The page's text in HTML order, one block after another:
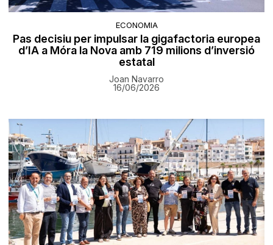
ECONOMIA
Pas decisiu per impulsar la gigafactoria europea
d’IA a Móra la Nova amb 719 milions d’inversió
estatal
Joan Navarro
16/06/2026